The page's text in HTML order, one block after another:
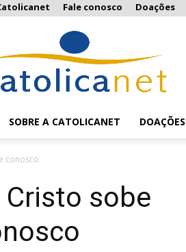
Fale conosco Doações
SOBRE A CATOLICANET DOAÇÕES
conosco
Cristo sobe